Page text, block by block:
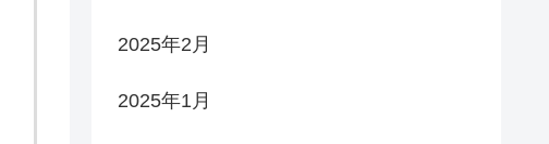
2025年2月
2025年1月